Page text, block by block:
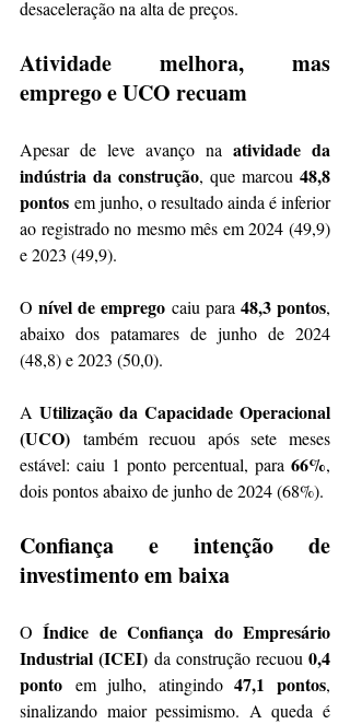
desaceleração na alta de preços.
Atividade melhora, mas
emprego e UCO recuam
Apesar de leve avanço na atividade da
indústria da construção, que marcou 48,8
pontos em junho, o resultado ainda é inferior
ao registrado no mesmo mês em 2024 (49,9)
e 2023 (49,9).
O nível de emprego caiu para 48,3 pontos,
abaixo dos patamares de junho de 2024
(48,8) e 2023 (50,0).
A Utilização da Capacidade Operacional
(UCO) também recuou após sete meses
estável: caiu 1 ponto percentual, para 66%,
dois pontos abaixo de junho de 2024 (68%).
Confiança e intenção de
investimento em baixa
O Índice de Confiança do Empresário
Industrial (ICEI) da construção recuou 0,4
ponto em julho, atingindo 47,1 pontos,
sinalizando maior pessimismo. A queda é